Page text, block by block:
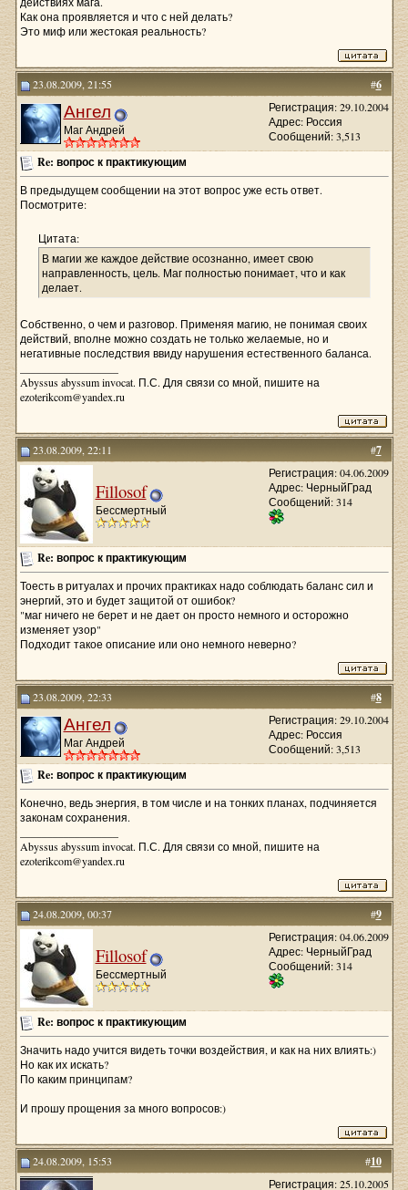
Как она проявляется и что с ней делать?
Это миф или жестокая реальность?
#6
23.08.2009, 21:55
Ангел
Маг Андрей
Регистрация: 29.10.2004
Адрес: Россия
Сообщений: 3,513
Re: вопрос к практикующим
В предыдущем сообщении на этот вопрос уже есть ответ.
Посмотрите:
Цитата:
В магии же каждое действие осознанно, имеет свою
направленность, цель. Маг полностью понимает, что и как
делает.
Собственно, о чем и разговор. Применяя магию, не понимая своих
действий, вполне можно создать не только желаемые, но и
негативные последствия ввиду нарушения естественного баланса.
Abyssus abyssum invocat. П.С. Для связи со мной, пишите на
ezoterikcom@yandex.ru
#7
23.08.2009, 22:11
Fillosof
Бессмертный
Регистрация: 04.06.2009
Адрес: ЧерныйГрад
Сообщений: 314
Re: вопрос к практикующим
Тоесть в ритуалах и прочих практиках надо соблюдать баланс сил и
энергий, это и будет защитой от ошибок?
"маг ничего не берет и не дает он просто немного и осторожно
изменяет узор"
Подходит такое описание или оно немного неверно?
#8
23.08.2009, 22:33
Ангел
Маг Андрей
Регистрация: 29.10.2004
Адрес: Россия
Сообщений: 3,513
Re: вопрос к практикующим
Конечно, ведь энергия, в том числе и на тонких планах, подчиняется
законам сохранения.
Abyssus abyssum invocat. П.С. Для связи со мной, пишите на
ezoterikcom@yandex.ru
#9
24.08.2009, 00:37
Fillosof
Бессмертный
Регистрация: 04.06.2009
Адрес: ЧерныйГрад
Сообщений: 314
Re: вопрос к практикующим
Значить надо учится видеть точки воздействия, и как на них влиять:)
Но как их искать?
По каким принципам?
И прошу прощения за много вопросов:)
#10
24.08.2009, 15:53
Регистрация: 25.10.2005